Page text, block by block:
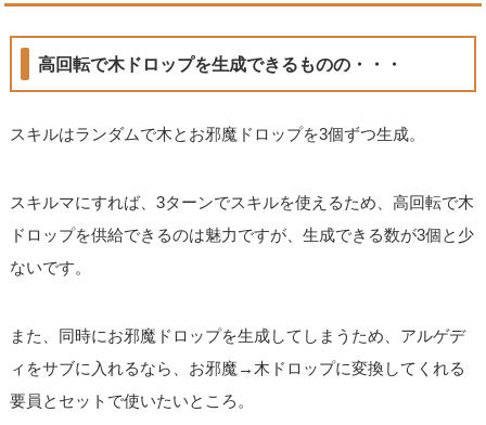
高回転で木ドロップを生成できるものの・・・
スキルはランダムで木とお邪魔ドロップを3個ずつ生成。
スキルマにすれば、3ターンでスキルを使えるため、高回転で木
ドロップを供給できるのは魅力ですが、生成できる数が3個と少
ないです。
また、同時にお邪魔ドロップを生成してしまうため、アルゲデ
ィをサブに入れるなら、お邪魔→木ドロップに変換してくれる
要員とセットで使いたいところ。